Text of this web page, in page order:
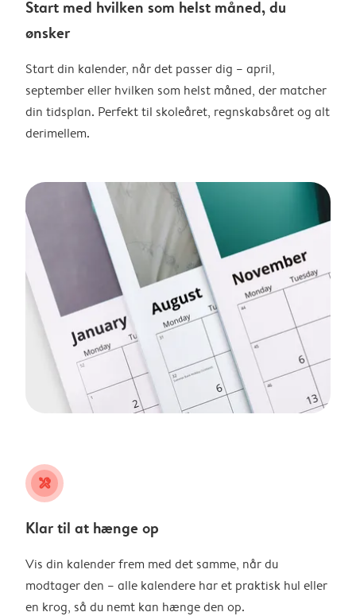
Start med hvilken som helst måned, du
ønsker
Start din kalender, når det passer dig – april,
september eller hvilken som helst måned, der matcher
din tidsplan. Perfekt til skoleåret, regnskabsåret og alt
derimellem.
tools
Klar til at hænge op
Vis din kalender frem med det samme, når du
modtager den – alle kalendere har et praktisk hul eller
en krog, så du nemt kan hænge den op.